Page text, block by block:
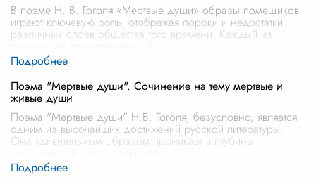
В поэме Н. В. Гоголя «Мертвые души» образы помещиков
играют ключевую роль, отображая пороки и недостатки
различных слоев общества того времени. Каждый из
Поэма "Мертвые души". Сочинение на тему мертвые и
живые души
Поэма "Мертвые души" Н.В. Гоголя, безусловно, является
одним из высочайших достижений русской литературы.
Она удивительным образом проникает в глубины